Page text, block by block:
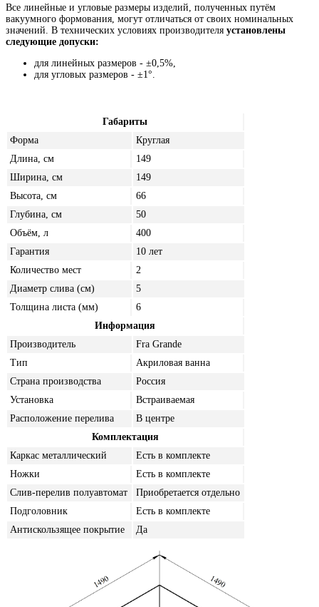
Все линейные и угловые размеры изделий, полученных путём
вакуумного формования, могут отличаться от своих номинальных
значений. В технических условиях производителя установлены
следующие допуски:
для линейных размеров - ±0,5%,
для угловых размеров - ±1°.
Габариты
Форма
Круглая
Длина, см
149
Ширина, см
149
Высота, см
66
Глубина, см
50
Объём, л
400
Гарантия
10 лет
Количество мест
2
Диаметр слива (см)
5
Толщина листа (мм)
6
Информация
Производитель
Fra Grande
Тип
Акриловая ванна
Страна производства
Россия
Установка
Встраиваемая
Расположение перелива
В центре
Комплектация
Каркас металлический
Есть в комплекте
Ножки
Есть в комплекте
Слив-перелив полуавтомат
Приобретается отдельно
Подголовник
Есть в комплекте
Антискользящее покрытие
Да